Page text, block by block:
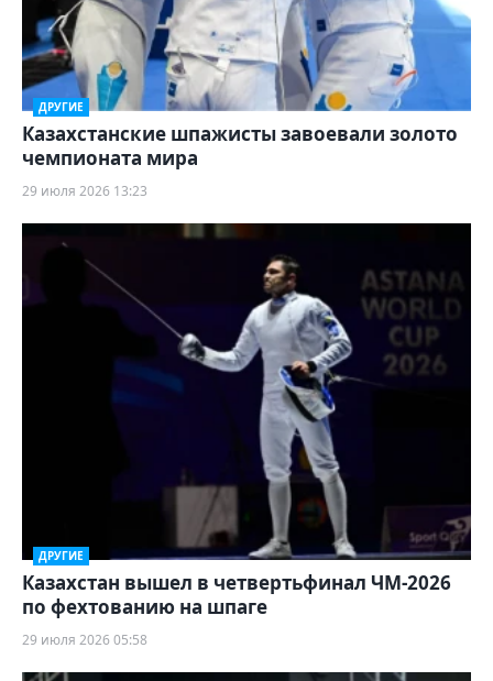
ДРУГИЕ
Казахстанские шпажисты завоевали золото
чемпионата мира
29 июля 2026 13:23
ДРУГИЕ
Казахстан вышел в четвертьфинал ЧМ-2026
по фехтованию на шпаге
29 июля 2026 05:58